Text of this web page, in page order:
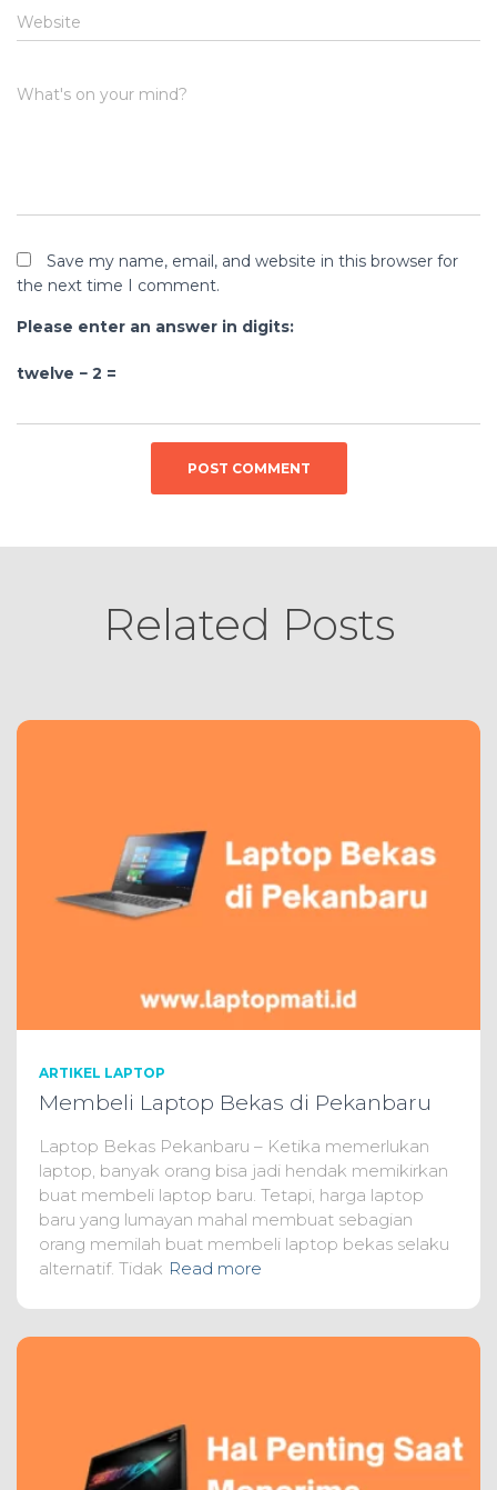
Website
What's on your mind?
Save my name, email, and website in this browser for
the next time I comment.
Please enter an answer in digits:
twelve − 2 =
Related Posts
ARTIKEL LAPTOP
Membeli Laptop Bekas di Pekanbaru
Laptop Bekas Pekanbaru – Ketika memerlukan
laptop, banyak orang bisa jadi hendak memikirkan
buat membeli laptop baru. Tetapi, harga laptop
baru yang lumayan mahal membuat sebagian
orang memilah buat membeli laptop bekas selaku
alternatif. Tidak Read more